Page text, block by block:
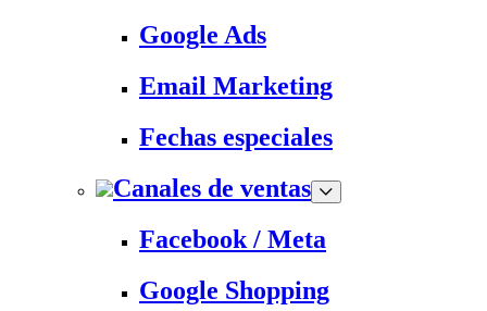
Google Ads
Email Marketing
Fechas especiales
Canales de ventas
Facebook / Meta
Google Shopping